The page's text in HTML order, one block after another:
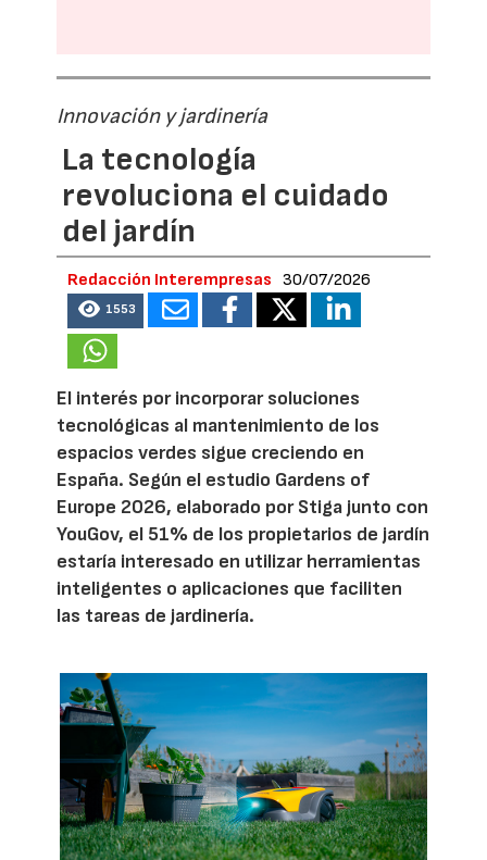
Innovación y jardinería
La tecnología
revoluciona el cuidado
del jardín
Redacción Interempresas 30/07/2026
1553
El interés por incorporar soluciones
tecnológicas al mantenimiento de los
espacios verdes sigue creciendo en
España. Según el estudio Gardens of
Europe 2026, elaborado por Stiga junto con
YouGov, el 51% de los propietarios de jardín
estaría interesado en utilizar herramientas
inteligentes o aplicaciones que faciliten
las tareas de jardinería.